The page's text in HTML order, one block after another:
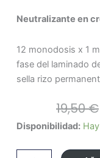
Neutralizante en
12 monodosis x 1
fase del laminado
sella rizo
19,50€
Disponibilidad:
Neutralizante
crema